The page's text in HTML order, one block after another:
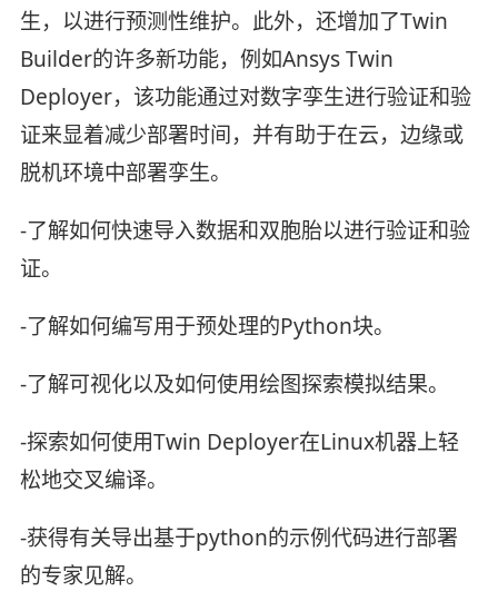
生，以进行预测性维护。此外，还增加了Twin
Builder的许多新功能，例如Ansys Twin
Deployer，该功能通过对数字孪生进行验证和验
证来显着减少部署时间，并有助于在云，边缘或
脱机环境中部署孪生。
-了解如何快速导入数据和双胞胎以进行验证和验
证。
-了解如何编写用于预处理的Python块。
-了解可视化以及如何使用绘图探索模拟结果。
-探索如何使用Twin Deployer在Linux机器上轻
松地交叉编译。
-获得有关导出基于python的示例代码进行部署
的专家见解。